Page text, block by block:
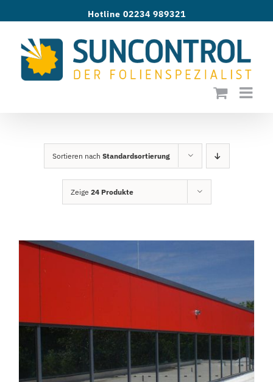
springen
Hotline 02234 989321
Sortieren nach Standardsortierung
Zeige 24 Produkte